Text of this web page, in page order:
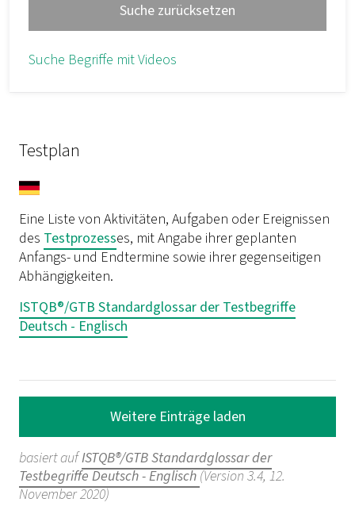
Suche zurücksetzen
Suche Begriffe mit Videos
Testplan
Eine Liste von Aktivitäten, Aufgaben oder Ereignissen
des Testprozesses, mit Angabe ihrer geplanten
Anfangs- und Endtermine sowie ihrer gegenseitigen
Abhängigkeiten.
ISTQB®/GTB Standardglossar der Testbegriffe
Deutsch - Englisch
Weitere Einträge laden
basiert aufISTQB®/GTB Standardglossar der
Testbegriffe Deutsch - Englisch(Version 3.4, 12.
November 2020)